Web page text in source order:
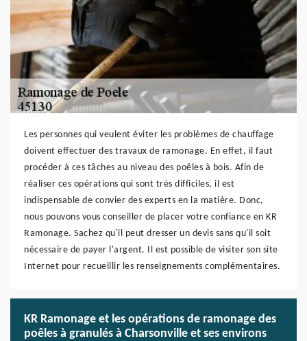
Les personnes qui veulent éviter les problèmes de chauffage
doivent effectuer des travaux de ramonage. En effet, il faut
procéder à ces tâches au niveau des poêles à bois. Afin de
réaliser ces opérations qui sont très difficiles, il est
indispensable de convier des experts en la matière. Donc,
nous pouvons vous conseiller de placer votre confiance en KR
Ramonage. Sachez qu'il peut dresser un devis sans qu'il soit
nécessaire de payer l'argent. Il est possible de visiter son site
Internet pour recueillir les renseignements complémentaires.
KR Ramonage et les opérations de ramonage des
poêles à granulés à Charsonville et ses environs